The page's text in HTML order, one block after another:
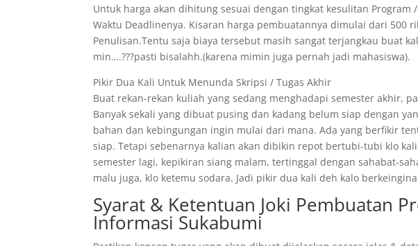
Untuk harga akan dihitung sesuai dengan tingkat kesulitan
Waktu Deadlinenya. Kisaran harga pembuatannya dimulai dari 500
Penulisan.Tentu saja biaya tersebut masih sangat terjangkau buat
min….???pasti bisalahh.(karena mimin juga pernah jadi mahasiswa).
Pikir Dua Kali Untuk Menunda Skripsi / Tugas Akhir
Buat rekan-rekan kuliah yang sedang menghadapi semester akhir,
Banyak sekali yang dibuat pusing dan kadang belum siap dengan
bahan dan kebingungan ingin mulai dari mana. Ada yang berfikir
siap. Tetapi sebenarnya kalian akan dibikin repot bertubi-tubi klo
semester lagi, kepikiran siang malam, tertinggal dengan sahabat-
malu juga, klo ketemu sodara. Jadi pikir dua kali deh kalo
Syarat & Ketentuan Joki Pembuatan
Informasi Sukabumi